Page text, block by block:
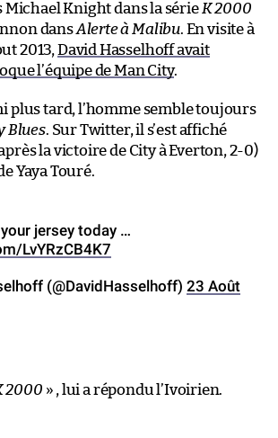
Michael Knight dans la série K 2000
dansAlerte à Malibu. En visite à
2013, David Hasselhoff avait
l’équipe de Man City.
plus tard, l’homme semble toujours
Blues. Sur Twitter, il s’est affiché
la victoire de City à Everton, 2-0)
Yaya Touré.
jersey today …
LvYRzCB4K7
(@DavidHasselhoff) 23 Août
2000 » , lui a répondu l’Ivoirien.